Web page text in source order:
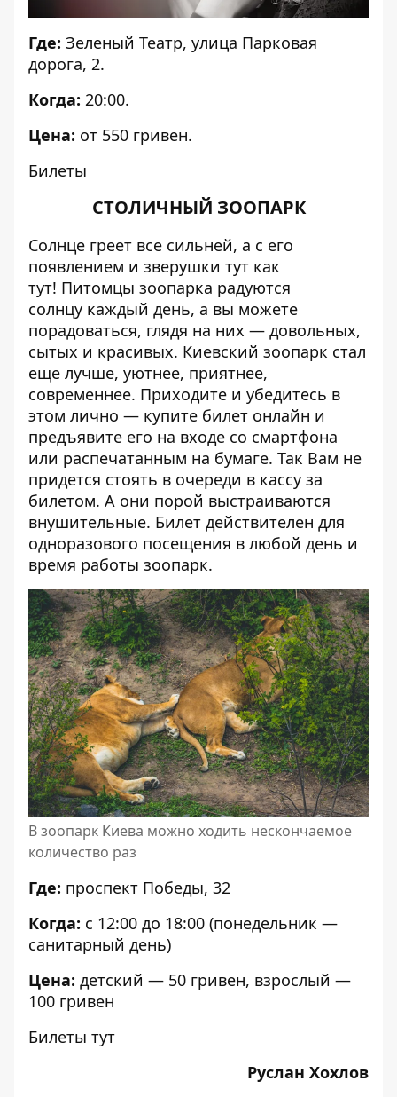
Где: Зеленый Театр, улица Парковая
дорога, 2.
Когда: 20:00.
Цена: от 550 гривен.
Билеты
СТОЛИЧНЫЙ ЗООПАРК
Солнце греет все сильней, а с его
появлением и зверушки тут как
тут! Питомцы зоопарка радуются
солнцу каждый день, а вы можете
порадоваться, глядя на них — довольных,
сытых и красивых. Киевский зоопарк стал
еще лучше, уютнее, приятнее,
современнее. Приходите и убедитесь в
этом лично — купите билет онлайн и
предъявите его на входе со смартфона
или распечатанным на бумаге. Так Вам не
придется стоять в очереди в кассу за
билетом. А они порой выстраиваются
внушительные. Билет действителен для
одноразового посещения в любой день и
время работы зоопарк.
В зоопарк Киева можно ходить нескончаемое
количество раз
Где: проспект Победы, 32
Когда: с 12:00 до 18:00 (понедельник —
санитарный день)
Цена: детский — 50 гривен, взрослый —
100 гривен
Билеты тут
Руслан Хохлов